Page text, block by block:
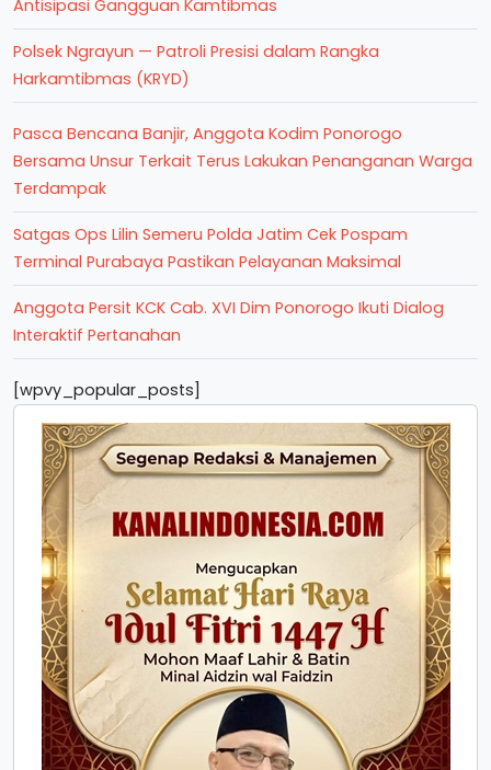
Antisipasi Gangguan Kamtibmas
Polsek Ngrayun — Patroli Presisi dalam Rangka
Harkamtibmas (KRYD)
Pasca Bencana Banjir, Anggota Kodim Ponorogo
Bersama Unsur Terkait Terus Lakukan Penanganan Warga
Terdampak
Satgas Ops Lilin Semeru Polda Jatim Cek Pospam
Terminal Purabaya Pastikan Pelayanan Maksimal
Anggota Persit KCK Cab. XVI Dim Ponorogo Ikuti Dialog
Interaktif Pertanahan
[wpvy_popular_posts]